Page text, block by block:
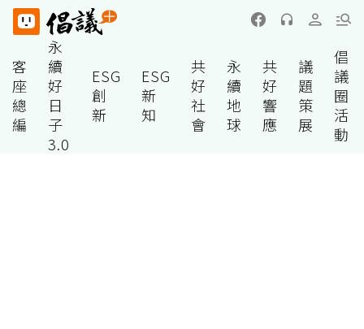
客
座
總
編
永
續
好
日
子
3.0
ESG
創
新
ESG
新
知
共
好
社
會
永
續
地
球
共
好
響
應
議
題
策
展
倡
議
圈
活
動